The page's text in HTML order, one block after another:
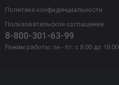
Политика конфиденциальности
Пользовательское соглашение
8-800-301-63-99
Режим работы: пн - пт: с 8.00 до 18.00